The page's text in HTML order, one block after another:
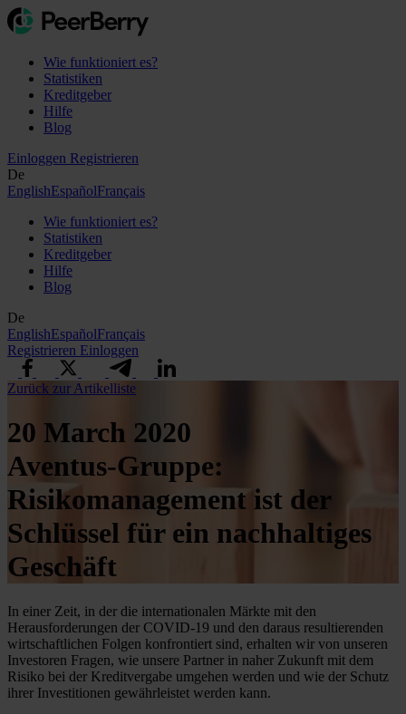
Wie funktioniert es?
Statistiken
Kreditgeber
Hilfe
Blog
Einloggen Registrieren
De
EnglishEspañolFrançais
Wie funktioniert es?
Statistiken
Kreditgeber
Hilfe
Blog
De
EnglishEspañolFrançais
Registrieren Einloggen
Zurück zur Artikelliste
20 March 2020
Aventus-Gruppe:
Risikomanagement ist der
Schlüssel für ein nachhaltiges
Geschäft
In einer Zeit, in der die internationalen Märkte mit den
Herausforderungen der COVID-19 und den daraus resultierenden
wirtschaftlichen Folgen konfrontiert sind, erhalten wir von unseren
Investoren Fragen, wie unsere Partner in naher Zukunft mit dem
Risiko bei der Kreditvergabe umgehen werden und wie der Schutz
ihrer Investitionen gewährleistet werden kann.